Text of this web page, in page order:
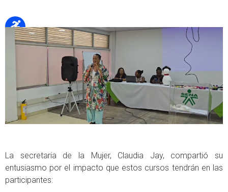
La secretaria de la Mujer, Claudia Jay, compartió su
entusiasmo por el impacto que estos cursos tendrán en las
participantes: